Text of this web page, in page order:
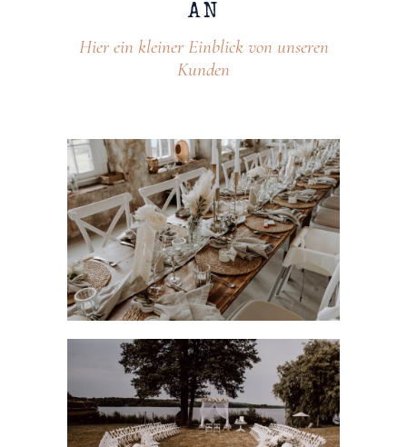
AN
Hier ein kleiner Einblick von unseren
Kunden